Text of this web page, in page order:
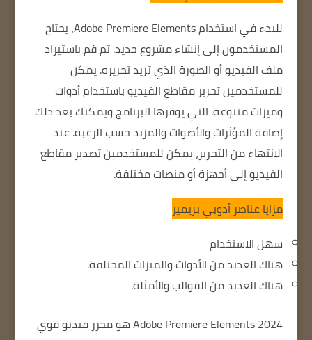
للبدء في استخدام Adobe Premiere Elements، يحتاج
المستخدمون إلى إنشاء مشروع جديد.ثم قم باستيراد
ملف الفيديو أو الصورة الذي تريد تحريره.يمكن
للمستخدمين تحرير مقاطع الفيديو باستخدام أدوات
وميزات متنوعة. التي يوفرها البرنامجويمكنك بعد ذلك
إضافة المؤثرات والأصوات والمزيد حسب الرغبة.عند
الانتهاء من التحرير،يمكن للمستخدمين تصدير مقاطع
الفيديو إلى أجهزة أو منصات مختلفة.
مزايا عناصر أدوبي بريمير
سهل الاستخدام
هناك العديد من الأدوات والميزات المختلفة.
هناك العديد من القوالب والأمثلة.
Adobe Premiere Elements 2024 هو محرر فيديو قوي